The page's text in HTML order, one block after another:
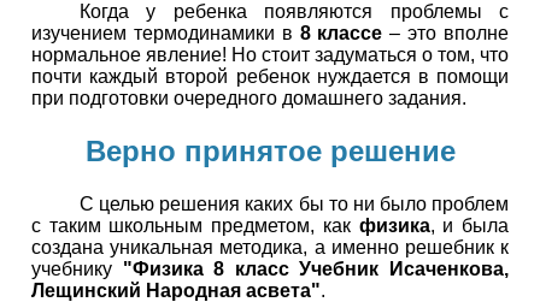
Когда у ребенка появляются проблемы с
изучением термодинамики в 8 классе – это вполне
нормальное явление! Но стоит задуматься о том, что
почти каждый второй ребенок нуждается в помощи
при подготовки очередного домашнего задания.
Верно принятое решение
С целью решения каких бы то ни было проблем
с таким школьным предметом, как физика, и была
создана уникальная методика, а именно решебник к
учебнику "Физика 8 класс Учебник Исаченкова,
Лещинский Народная асвета".